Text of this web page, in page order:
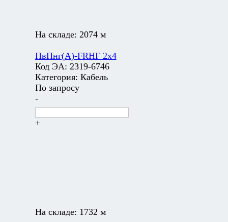
На складе: 2074 м
ПвПнг(А)-FRHF 2х4
Код ЭА: 2319-6746
Категория: Кабель
По запросу
-
+
На складе: 1732 м